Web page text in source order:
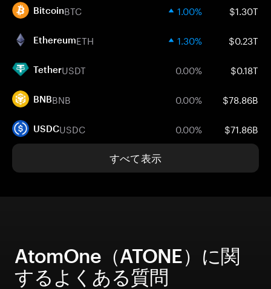
BitcoinBTC 1.00% $1.30T
EthereumETH 1.30% $0.23T
TetherUSDT 0.00% $0.18T
BNBBNB 0.00% $78.86B
USDCUSDC 0.00% $71.86B
すべて表示
AtomOne（ATONE）に関
するよくある質問